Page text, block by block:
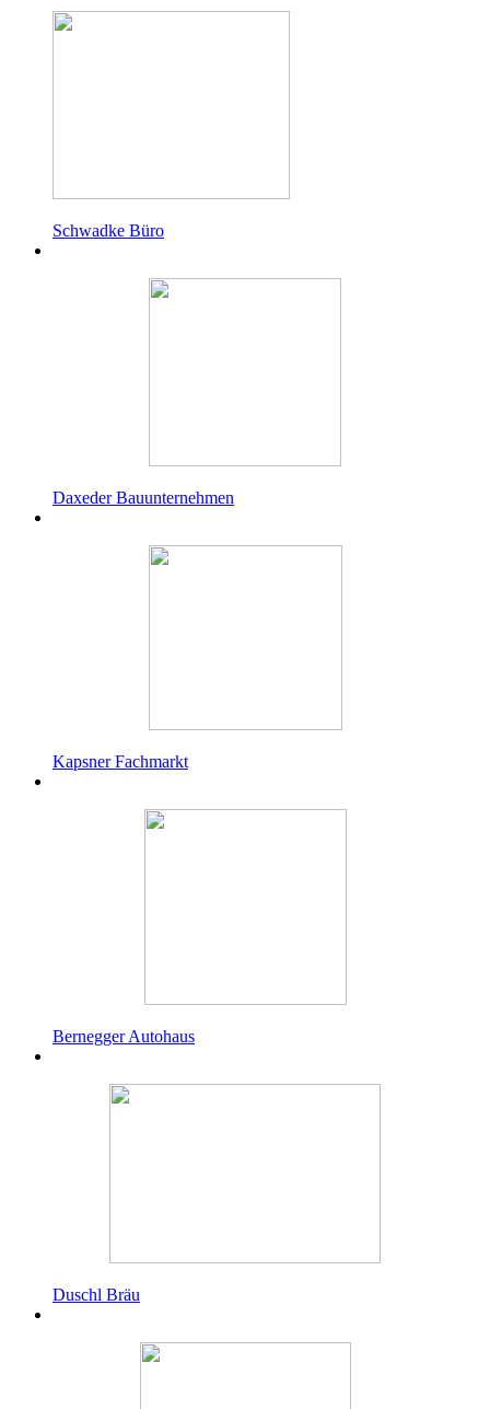
Schwadke Büro
Daxeder Bauunternehmen
Kapsner Fachmarkt
Bernegger Autohaus
Duschl Bräu